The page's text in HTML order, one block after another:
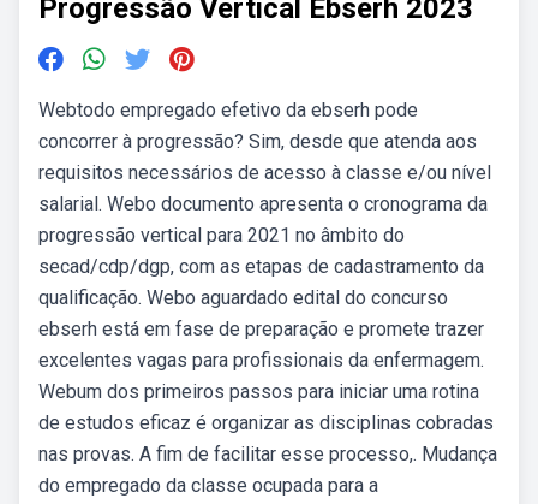
Progressão Vertical Ebserh 2023
Webtodo empregado efetivo da ebserh pode
concorrer à progressão? Sim, desde que atenda aos
requisitos necessários de acesso à classe e/ou nível
salarial. Webo documento apresenta o cronograma da
progressão vertical para 2021 no âmbito do
secad/cdp/dgp, com as etapas de cadastramento da
qualificação. Webo aguardado edital do concurso
ebserh está em fase de preparação e promete trazer
excelentes vagas para profissionais da enfermagem.
Webum dos primeiros passos para iniciar uma rotina
de estudos eficaz é organizar as disciplinas cobradas
nas provas. A fim de facilitar esse processo,. Mudança
do empregado da classe ocupada para a